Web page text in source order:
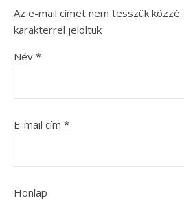
Az e-mail címet nem tesszük közzé.
karakterrel jelöltük
Név *
E-mail cím *
Honlap